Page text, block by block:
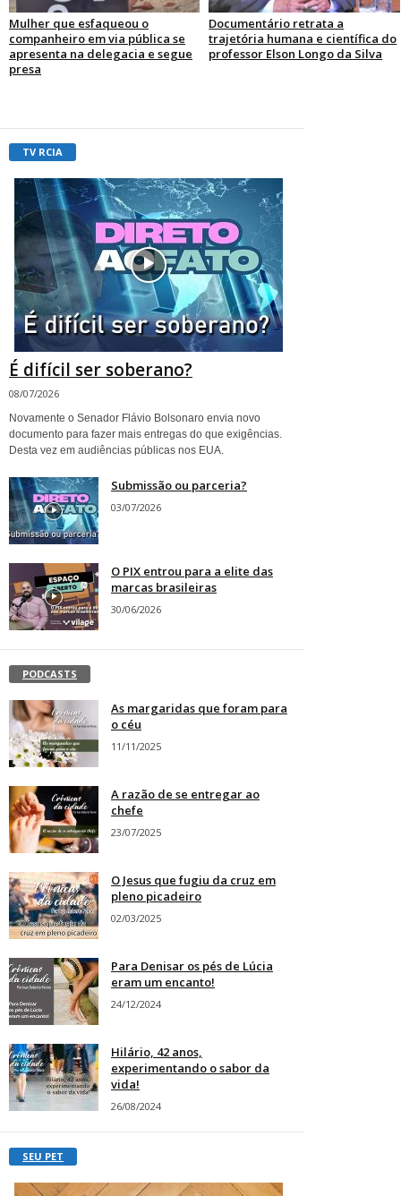
Mulher que esfaqueou o
companheiro em via pública se
apresenta na delegacia e segue
presa
Documentário retrata a
trajetória humana e científica do
professor Elson Longo da Silva
TV RCIA
É difícil ser soberano?
08/07/2026
Novamente o Senador Flávio Bolsonaro envia novo
documento para fazer mais entregas do que exigências.
Desta vez em audiências públicas nos EUA.
Submissão ou parceria?
03/07/2026
O PIX entrou para a elite das
marcas brasileiras
30/06/2026
PODCASTS
As margaridas que foram para
o céu
11/11/2025
A razão de se entregar ao
chefe
23/07/2025
O Jesus que fugiu da cruz em
pleno picadeiro
02/03/2025
Para Denisar os pés de Lúcia
eram um encanto!
24/12/2024
Hilário, 42 anos,
experimentando o sabor da
vida!
26/08/2024
SEU PET